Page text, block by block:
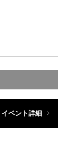
イベント詳細